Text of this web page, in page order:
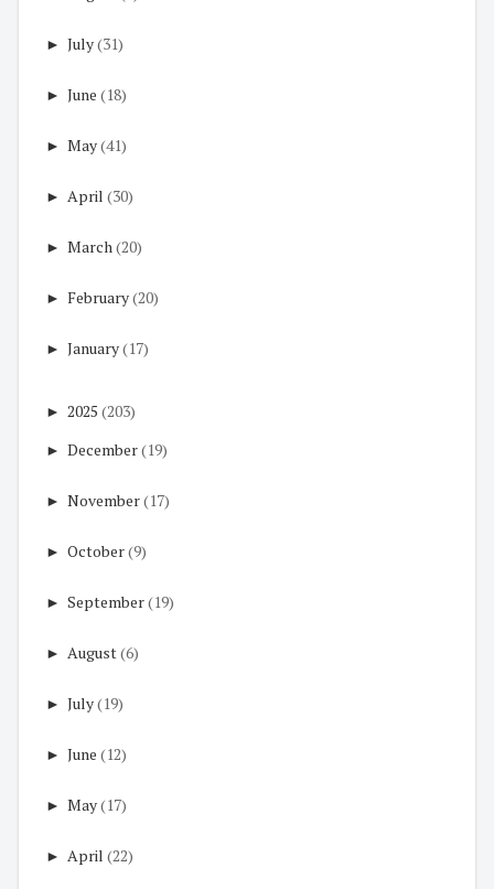
► July(31)
► June (18)
► May(41)
► April (30)
► March(20)
► February(20)
► January(17)
► 2025 (203)
► December(19)
► November(17)
► October(9)
► September(19)
► August(6)
► July(19)
► June (12)
► May(17)
► April (22)